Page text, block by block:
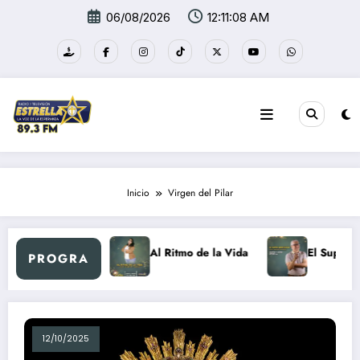
06/08/2026 12:11:08 AM
Inicio Virgen del Pilar
PROGRA
día Retro Al Ritmo de la Vida El Super
12/10/2025